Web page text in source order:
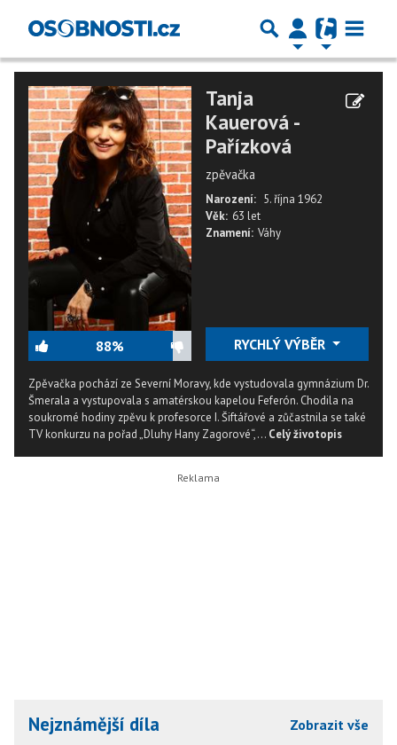
88%
Tanja
Kauerová -
Pařízková
zpěvačka
Narození: 5. října 1962
Věk: 63 let
Znamení: Váhy
RYCHLÝ VÝBĚR
Zpěvačka pochází ze Severní Moravy, kde vystudovala gymnázium Dr.
Šmerala a vystupovala s amatérskou kapelou Feferón. Chodila na
soukromé hodiny zpěvu k profesorce I. Šiftářové a zůčastnila se také
TV konkurzu na pořad „Dluhy Hany Zagorové“,... Celý životopis
Nejznámější díla Zobrazit vše